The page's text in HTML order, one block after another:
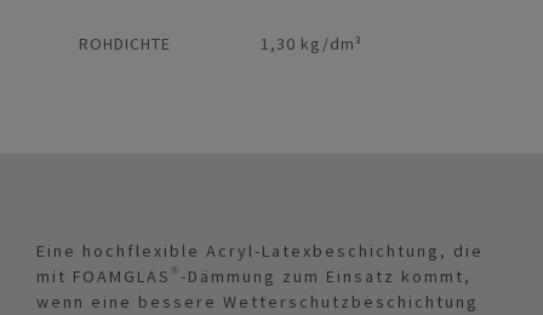
ROHDICHTE 1,30 kg/dm³
Eine hochflexible Acryl-Latexbeschichtung, die
mit FOAMGLAS®-Dämmung zum Einsatz kommt,
wenn eine bessere Wetterschutzbeschichtung